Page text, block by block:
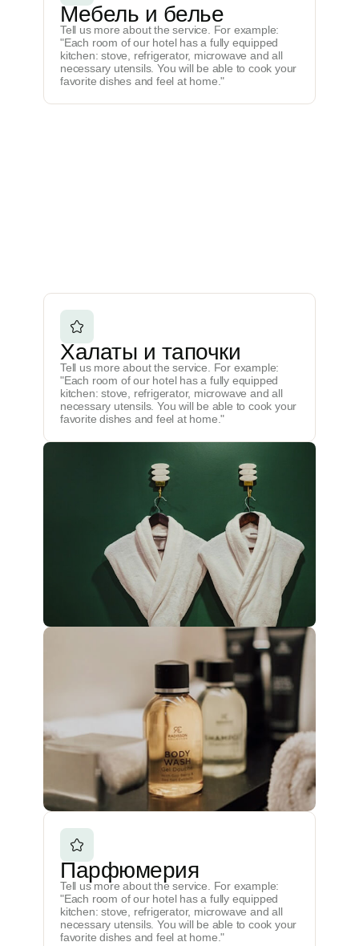
Мебель и белье
Tell us more about the service. For example:
"Each room of our hotel has a fully equipped
kitchen: stove, refrigerator, microwave and all
necessary utensils. You will be able to cook your
favorite dishes and feel at home."
Халаты и тапочки
Tell us more about the service. For example:
"Each room of our hotel has a fully equipped
kitchen: stove, refrigerator, microwave and all
necessary utensils. You will be able to cook your
favorite dishes and feel at home."
Парфюмерия
Tell us more about the service. For example:
"Each room of our hotel has a fully equipped
kitchen: stove, refrigerator, microwave and all
necessary utensils. You will be able to cook your
favorite dishes and feel at home."